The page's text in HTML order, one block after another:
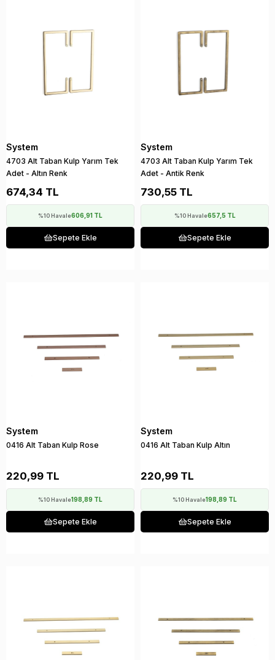
System
4703 Alt Taban Kulp Yarım Tek
Adet - Altın Renk
674,34 TL
%10 Havale606,91 TL
Sepete Ekle
System
4703 Alt Taban Kulp Yarım Tek
Adet - Antik Renk
730,55 TL
%10 Havale657,5 TL
Sepete Ekle
System
0416 Alt Taban Kulp Rose
220,99 TL
%10 Havale198,89 TL
Sepete Ekle
System
0416 Alt Taban Kulp Altın
220,99 TL
%10 Havale198,89 TL
Sepete Ekle